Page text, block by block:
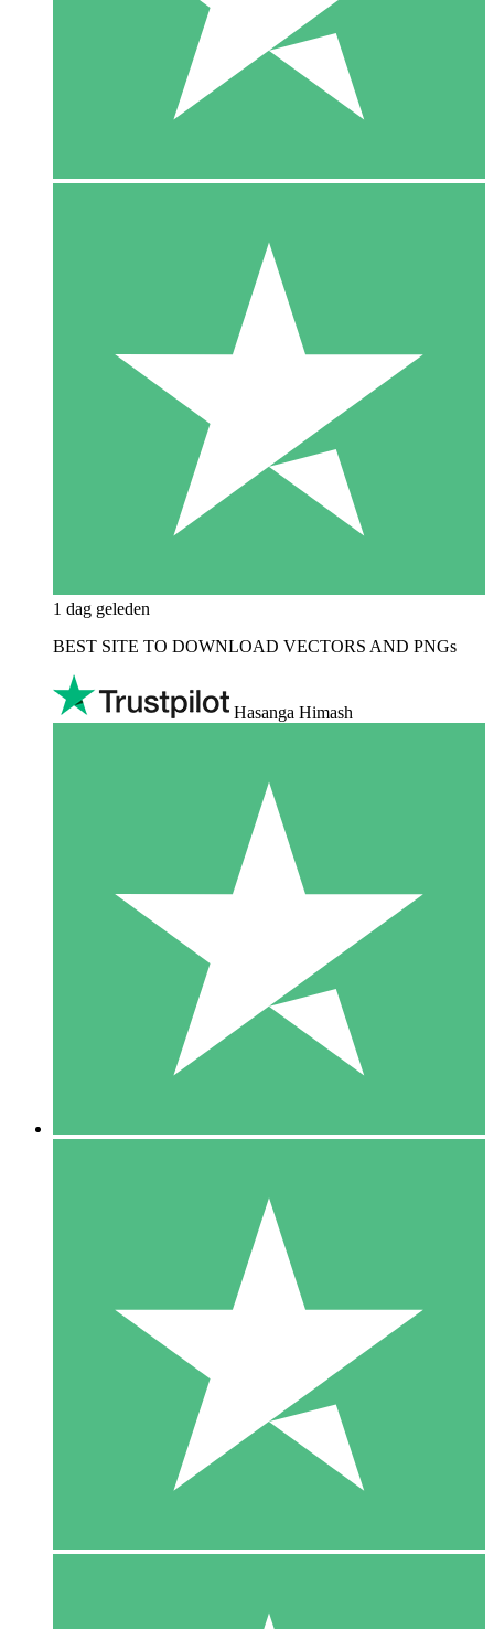
1 dag geleden
BEST SITE TO DOWNLOAD VECTORS AND PNGs
Hasanga Himash